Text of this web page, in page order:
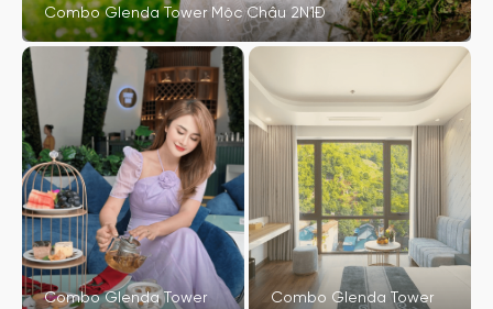
Combo Glenda Tower Mộc Châu 2N1Đ
Combo Glenda Tower
Combo Glenda Tower